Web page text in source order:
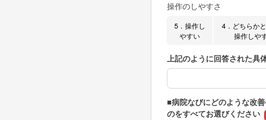
操作のしやすさ
5．操作し
やすい
4．どちらか
操作しや
上記のように回答された具
上記のように回答された具
■病院なびにどのような改
のをすべてお選びください